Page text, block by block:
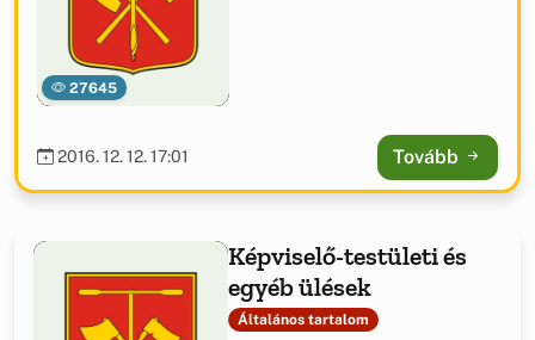
27645
2016. 12. 12. 17:01 Tovább
Képviselő-testületi és
egyéb ülések
Általános tartalom